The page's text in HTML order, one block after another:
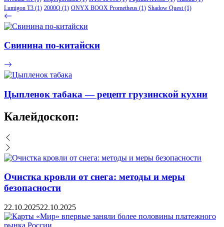
Lumigon T3 (1) 2000Q (1) ONYX BOOX Prometheus (1) Shadow Quest (1)
Свинина по-китайски
Цыпленок табака — рецепт грузинской кухни
Калейдоскоп:
Очистка кровли от снега: методы и меры
безопасности
22.10.202522.10.2025